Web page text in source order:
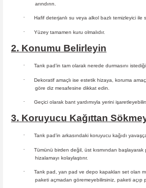
arındırın.
· Hafif deterjanlı su veya alkol bazlı temizleyici ile
· Yüzey tamamen kuru olmalıdır.
2. Konumu Belirleyin
· Tank pad’in tam olarak nerede durmasını
· Dekoratif amaçlı ise estetik hizaya, koruma
göre diz mesafesine dikkat edin.
· Geçici olarak bant yardımıyla yerini
3. Koruyucu Kağıttan
· Tank pad’in arkasındaki koruyucu kağıdı
·
Tümünü birden değil, üst kısmından başlayarak
hizalamayı kolaylaştırır.
·
Tank pad, yan pad ve depo kapakları set olan
paketi açmadan göremeyebilirsiniz, paketi açıp